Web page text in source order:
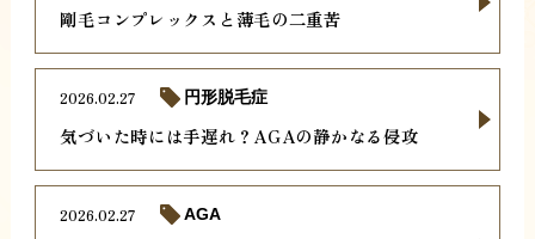
剛毛コンプレックスと薄毛の二重苦
気づいた時には手遅れ？AGAの静かなる侵攻
2026.02.27 円形脱毛症
2026.02.27 AGA